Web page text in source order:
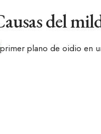
del